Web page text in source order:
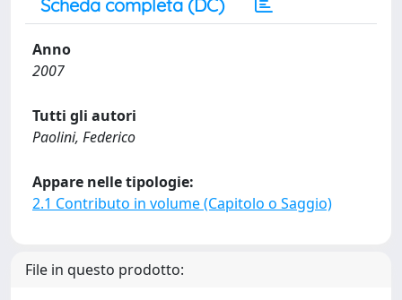
Scheda completa (DC)
Anno
2007
Tutti gli autori
Paolini, Federico
Appare nelle tipologie:
2.1 Contributo in volume (Capitolo o Saggio)
File in questo prodotto: